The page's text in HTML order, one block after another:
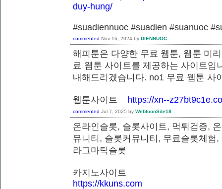
duy-hung/
#suadiennuoc #suadien #suanuoc
commented Nov 16, 2024 by DIENNUOC
해피툰은 다양한 무료 웹툰, 웹툰 미
료 웹툰 사이트를 제공하는 사이트
내해드리겠습니다. no1 무료 웹툰 사
웹툰사이트 https://xn--
commented Jul 7, 2025 by WebtoonSite18
온라인슬롯, 슬롯사이트, 먹튀검증,
뮤니티, 슬롯커뮤니티, 무료슬롯체험
라그마틱슬롯
카지노사이트
https://kkuns.com